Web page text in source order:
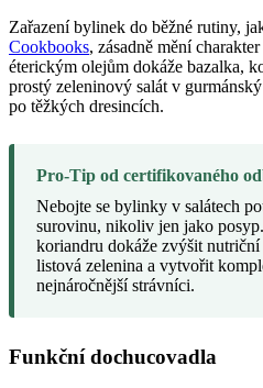
Zařazení bylinek do běžné rutiny,
Cookbooks, zásadně mění
éterickým olejům dokáže bazalka,
prostý zeleninový salát v
po těžkých dresincích.
Pro-Tip od certifikovaného
Nebojte se bylinky v salátech
surovinu, nikoliv jen jako
koriandru dokáže zvýšit
listová zelenina a vytvořit
nejnáročnější strávníci.
Funkční dochucovadla